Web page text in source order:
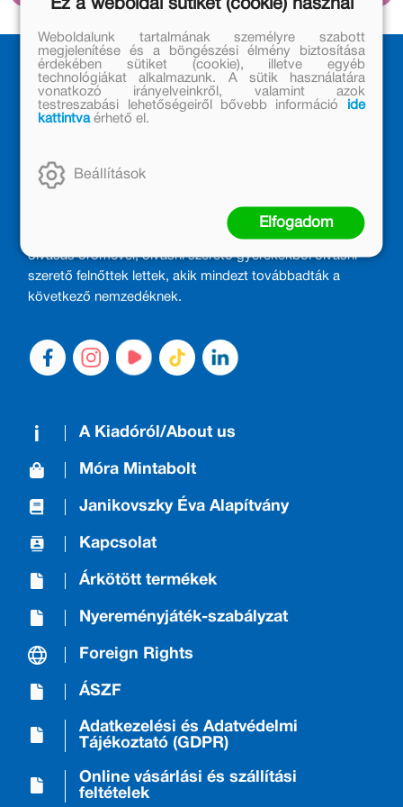
MÓRA KÖNYVKIADÓ – 1950 ÓTA
Kiadónk generációkat ajándékozott és ajándékoz meg az
olvasás örömével, olvasni szerető gyerekekből olvasni
szerető felnőttek lettek, akik mindezt továbbadták a
következő nemzedéknek.
A Kiadóról/About us
Móra Mintabolt
Janikovszky Éva Alapítvány
Kapcsolat
Árkötött termékek
Nyereményjáték-szabályzat
Foreign Rights
ÁSZF
Adatkezelési és Adatvédelmi
Tájékoztató (GDPR)
Online vásárlási és szállítási
feltételek
Ez a weboldal sütiket (cookie) használ
Weboldalunk tartalmának személyre szabott
megjelenítése és a böngészési élmény biztosítása
érdekében sütiket (cookie), illetve egyéb
technológiákat alkalmazunk. A sütik használatára
vonatkozó irányelveinkről, valamint azok
testreszabási lehetőségeiről bővebb információ
ide
kattintvaérhető el.
Beállítások
Elfogadom